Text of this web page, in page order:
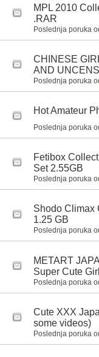
MPL 2010
.RAR
Poslednja poruka
CHINESE
AND
Poslednja poruka
Hot Amateur
Poslednja poruka
Fetibox
Set 2.55GB
Poslednja poruka
Shodo Climax
1.25 GB
Poslednja poruka
METART
Super Cute
Poslednja poruka
Cute XXX
some videos)
Poslednja poruka